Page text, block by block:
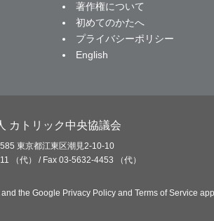
著作権について
初めてのかたへ
プライバシーポリシー
English
カトリック中央協議会
東京都江東区潮見2-10-10
（代） / Fax 03-5632-4453 （代）
the Google Privacy Policy and Terms of Service